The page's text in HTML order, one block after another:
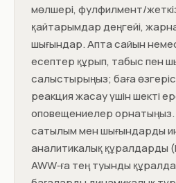
мөлшері, фулфилмент/
қайтарымдар деңгейі,
шығындар. Апта сайын
есептер құрып, табыс пен
салыстырыңыз; баға
реакция жасау үшін шекті
оповещениелер орнатыңыз.
сатылым мен шығындарды
аналитикалық құралдарды
AWW‑ға тең туынды